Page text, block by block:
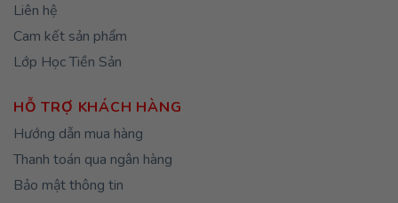
Liên hệ
Cam kết sản phẩm
Lớp Học Tiền Sản
HỖ TRỢ KHÁCH HÀNG
Hướng dẫn mua hàng
Thanh toán qua ngân hàng
Bảo mật thông tin